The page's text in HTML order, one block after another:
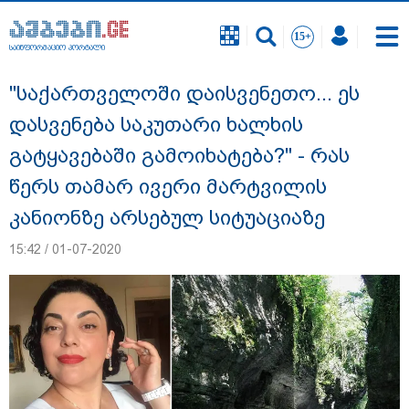
საინფორმაციო პორტალი
"ახლა მე ერთი წინადადება რომ ვთქვა,
ის გახდის ნათელს, თუ რატომ იყო ნია
იმნაძე წამქეზებელი, ნია იმნაძისგან
გამოსული ინფორმაციაა ეს... მას
საინფორმაციო პორტალი
"საქართველოში დაისვენეთო... ეს
დასვენება საკუთარი ხალხის
გატყავებაში გამოიხატება?" - რას
წერს თამარ ივერი მარტვილის
კანიონზე არსებულ სიტუაციაზე
15:42 / 01-07-2020